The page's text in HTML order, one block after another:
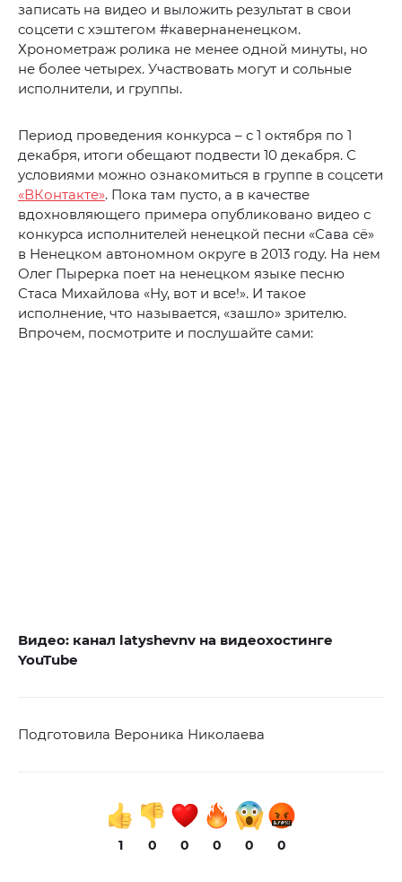
записать на видео и выложить результат в свои
соцсети с хэштегом #кавернаненецком.
Хронометраж ролика не менее одной минуты, но
не более четырех. Участвовать могут и сольные
исполнители, и группы.
Период проведения конкурса – с 1 октября по 1
декабря, итоги обещают подвести 10 декабря. С
условиями можно ознакомиться в группе в соцсети
«ВКонтакте». Пока там пусто, а в качестве
вдохновляющего примера опубликовано видео с
конкурса исполнителей ненецкой песни «Сава сё»
в Ненецком автономном округе в 2013 году. На нем
Олег Пырерка поет на ненецком языке песню
Стаса Михайлова «Ну, вот и все!». И такое
исполнение, что называется, «зашло» зрителю.
Впрочем, посмотрите и послушайте сами:
Видео: канал latyshevnv на видеохостинге
YouTube
Подготовила Вероника Николаева
1 0 0 0 0 0